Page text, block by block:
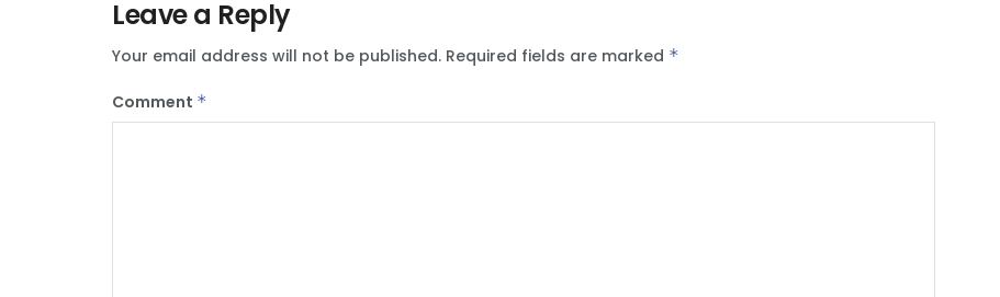
Leave a Reply
Your email address will not be published. Required fields are marked *
Comment *